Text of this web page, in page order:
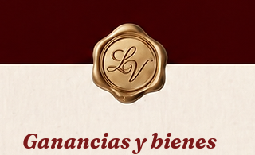
Ganancias y bienes